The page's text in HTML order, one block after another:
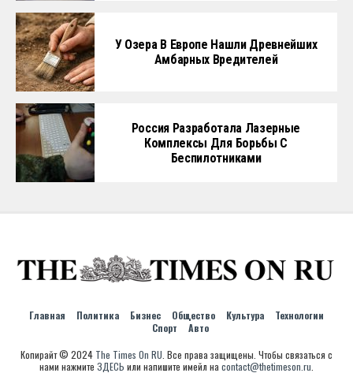
У Озера В Европе Нашли Древнейших
Амбарных Вредителей
Россия Разработала Лазерные
Комплексы Для Борьбы С
Беспилотниками
Главная Политика Бизнес Общество Культура
Технологии
Спорт
Авто
Копирайт © 2024 The Times On RU . Все права защищены. Чтобы связаться с
нами нажмите ЗДЕСЬ или напишите имейл на contact@thetimeson.ru